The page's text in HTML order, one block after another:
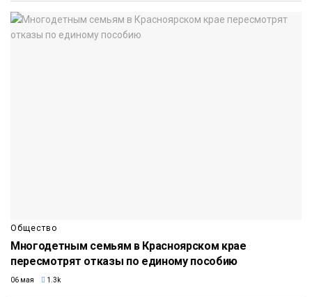
Общество
Многодетным семьям в Красноярском крае
пересмотрят отказы по единому пособию
06 мая 1.3k